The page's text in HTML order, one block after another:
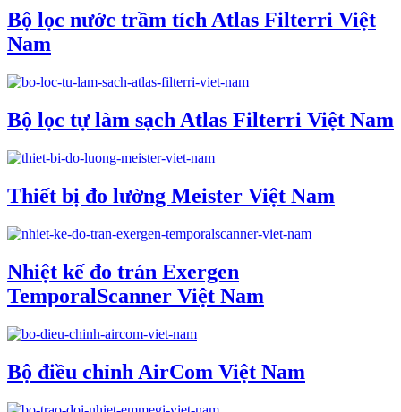
Bộ lọc nước trầm tích Atlas Filterri Việt
Nam
Bộ lọc tự làm sạch Atlas Filterri Việt Nam
Thiết bị đo lường Meister Việt Nam
Nhiệt kế đo trán Exergen
TemporalScanner Việt Nam
Bộ điều chỉnh AirCom Việt Nam